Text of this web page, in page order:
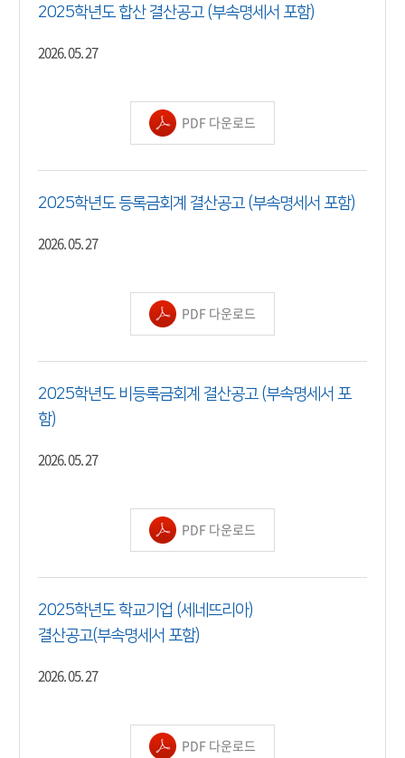
2025학년도 합산 결산공고 (부속명세서 포함)
2026. 05. 27
PDF 다운로드
2025학년도 등록금회계 결산공고 (부속명세서 포함)
2026. 05. 27
PDF 다운로드
2025학년도 비등록금회계 결산공고 (부속명세서 포
함)
2026. 05. 27
PDF 다운로드
2025학년도 학교기업 (세네뜨리아)
결산공고(부속명세서 포함)
2026. 05. 27
PDF 다운로드